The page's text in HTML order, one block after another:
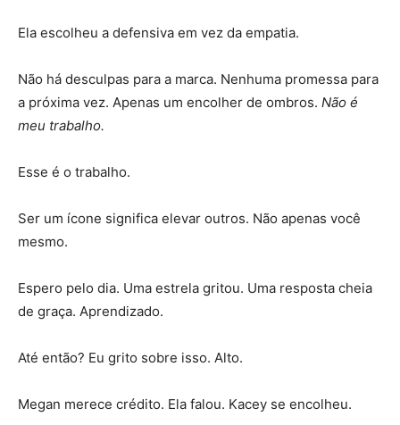
Ela escolheu a defensiva em vez da empatia.
Não há desculpas para a marca. Nenhuma promessa para
a próxima vez. Apenas um encolher de ombros. Não é
meu trabalho.
Esse é o trabalho.
Ser um ícone significa elevar outros. Não apenas você
mesmo.
Espero pelo dia. Uma estrela gritou. Uma resposta cheia
de graça. Aprendizado.
Até então? Eu grito sobre isso. Alto.
Megan merece crédito. Ela falou. Kacey se encolheu.